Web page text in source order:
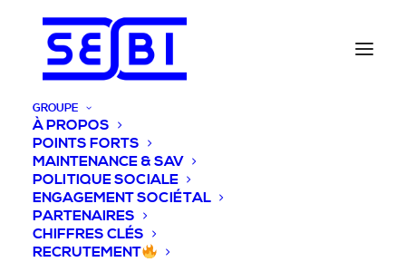
GROUPE
À PROPOS
POINTS FORTS
MAINTENANCE & SAV
POLITIQUE SOCIALE
ENGAGEMENT SOCIÉTAL
PARTENAIRES
CHIFFRES CLÉS
RECRUTEMENT